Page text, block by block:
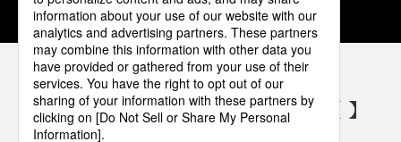
パナソニックの電気設備 SNSアカウント